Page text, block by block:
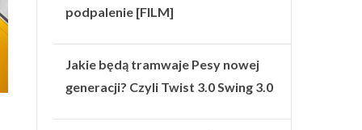
podpalenie [FILM]
Jakie będą tramwaje Pesy nowej
generacji? Czyli Twist 3.0 Swing 3.0